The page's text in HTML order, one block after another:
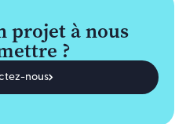
projet à nous
?
nous